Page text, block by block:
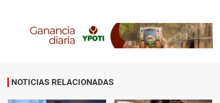
NOTICIAS RELACIONADAS